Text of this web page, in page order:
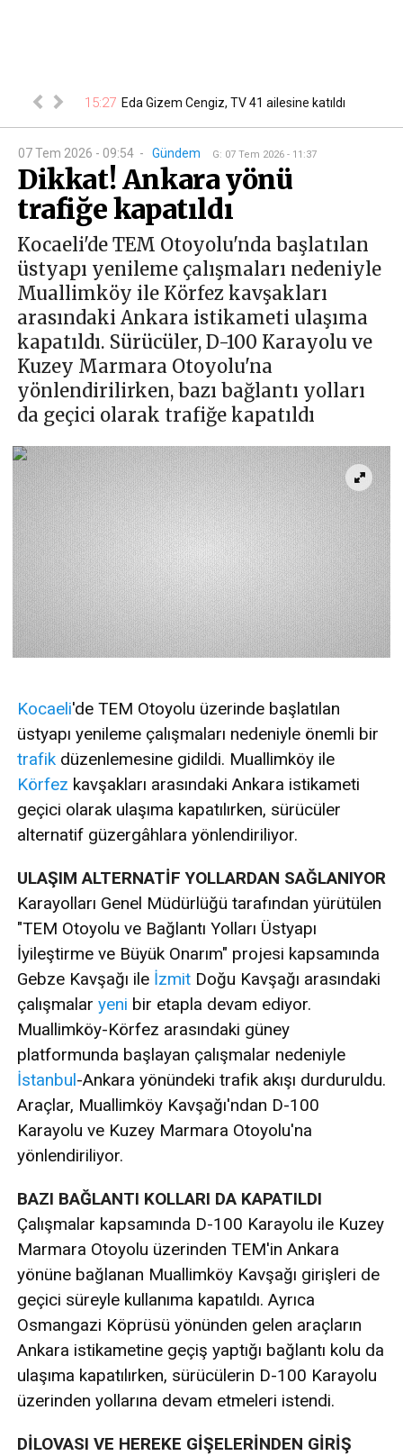
talimat! 15:27 Eda Gizem Cengiz, TV 41 ailesine katıldı
07 Tem 2026 - 09:54 - Gündem G: 07 Tem 2026 - 11:37
Dikkat! Ankara yönü
trafiğe kapatıldı
Kocaeli'de TEM Otoyolu'nda başlatılan
üstyapı yenileme çalışmaları nedeniyle
Muallimköy ile Körfez kavşakları
arasındaki Ankara istikameti ulaşıma
kapatıldı. Sürücüler, D-100 Karayolu ve
Kuzey Marmara Otoyolu'na
yönlendirilirken, bazı bağlantı yolları
da geçici olarak trafiğe kapatıldı
Kocaeli'de TEM Otoyolu üzerinde başlatılan
üstyapı yenileme çalışmaları nedeniyle önemli bir
trafik düzenlemesine gidildi. Muallimköy ile
Körfez kavşakları arasındaki Ankara istikameti
geçici olarak ulaşıma kapatılırken, sürücüler
alternatif güzergâhlara yönlendiriliyor.
ULAŞIM ALTERNATİF YOLLARDAN SAĞLANIYOR
Karayolları Genel Müdürlüğü tarafından yürütülen
"TEM Otoyolu ve Bağlantı Yolları Üstyapı
İyileştirme ve Büyük Onarım" projesi kapsamında
Gebze Kavşağı ile İzmit Doğu Kavşağı arasındaki
çalışmalar yeni bir etapla devam ediyor.
Muallimköy-Körfez arasındaki güney
platformunda başlayan çalışmalar nedeniyle
İstanbul-Ankara yönündeki trafik akışı durduruldu.
Araçlar, Muallimköy Kavşağı'ndan D-100
Karayolu ve Kuzey Marmara Otoyolu'na
yönlendiriliyor.
BAZI BAĞLANTI KOLLARI DA KAPATILDI
Çalışmalar kapsamında D-100 Karayolu ile Kuzey
Marmara Otoyolu üzerinden TEM'in Ankara
yönüne bağlanan Muallimköy Kavşağı girişleri de
geçici süreyle kullanıma kapatıldı. Ayrıca
Osmangazi Köprüsü yönünden gelen araçların
Ankara istikametine geçiş yaptığı bağlantı kolu da
ulaşıma kapatılırken, sürücülerin D-100 Karayolu
üzerinden yollarına devam etmeleri istendi.
DİLOVASI VE HEREKE GİŞELERİNDEN GİRİŞ